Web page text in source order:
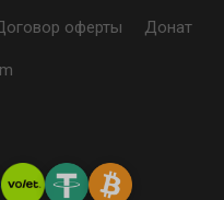
оферты Донат